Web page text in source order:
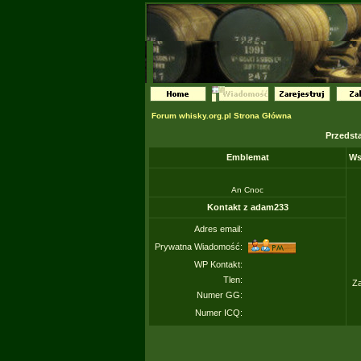
Forum whisky.org.pl Strona Główna
Emblemat
An Cnoc
Kontakt z adam233
Adres email:
Prywatna Wiadomość:
WP Kontakt:
Tlen:
Numer GG:
Numer ICQ: